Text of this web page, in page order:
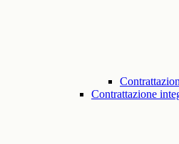
Contrattazione